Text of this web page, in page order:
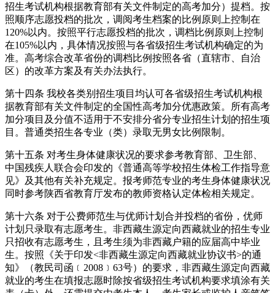
招生考试机构根据教育部有关文件制定的高考加分）提档。按
照顺序志愿投档的批次，调阅考生档案的比例原则上控制在
120%以内。按照平行志愿投档的批次，调档比例原则上控制
在105%以内，具体情况按照与各省级招生考试机构确定的为
准。高考综合改革省份的调档比例按照各省（直辖市、自治
区）的改革方案及有关办法执行。
第十四条 我校各类别招生项目均认可各省级招生考试机构根
据教育部有关文件制定的全国性高考加分优惠政策。所有高考
加分项目及分值不适用于不安排分省分专业招生计划的招生项
目。普通类招生各专业（类）录取无男女比例限制。
第十五条 对考生身体健康状况的要求参考教育部、卫生部、
中国残疾人联合会印发的《普通高等学校招生体检工作指导意
见》及其他有关补充规定。报考师范专业的考生身体健康状况
同时参考陕西省教育厅发布的教师资格认定体检相关规定。
第十六条 对于公费师范生与优师计划合并投档的省份，优师
计划只录取有志愿考生。非西藏生源定向西藏就业的招生专业
只招收有志愿考生，且考生须为非西藏户籍的应届高中毕业
生。按照《关于印发<非西藏生源定向西藏就业协议书>的通
知》（教民司函﹝2008﹞63号）的要求，非西藏生源定向西藏
就业的考生在填报志愿时除按省级招生考试机构要求填涂有关